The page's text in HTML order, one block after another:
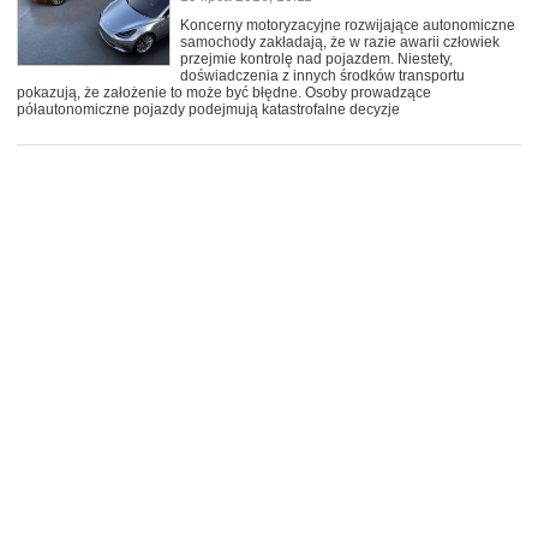
Koncerny motoryzacyjne rozwijające autonomiczne
samochody zakładają, że w razie awarii człowiek
przejmie kontrolę nad pojazdem. Niestety,
doświadczenia z innych środków transportu
pokazują, że założenie to może być błędne. Osoby prowadzące
półautonomiczne pojazdy podejmują katastrofalne decyzje